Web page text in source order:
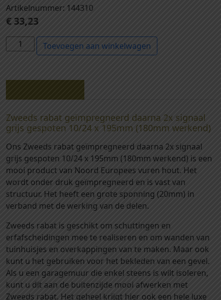
Artikelnummer: 144310
€ 33,23
4
3
0
-
Z
w
e
e
d
s
r
a
a
t
1
0
/
2
Toevoegen aan winkelwagen
Zweeds rabat geïmpregneerd daarna 2x signaal
grijs gespoten 10/24 x 195mm (180mm werkend)
Ons Zweeds rabat geïmpregneerd daarna 2x signaal
grijs gespoten 10/24 x 195mm (180mm werkend) is een
mooi product van Noord Europees vuren hout. Het
wordt onder druk geïmpregneerd en is vast van
structuur. Het heeft een grote sponning (20mm) in
verband met de werking van de delen.
Zweeds rabat is geschikt om schuttingen en
erfafscheidingen mee te realiseren en om wanden van
tuinhuisjes en overkappingen van te maken. Maar ook
kunt u het gebruiken voor het bekleden van een gevel.
Als u een garagemuur die enkel steens is wilt isoleren,
kunt u dit aan de buitenzijde mooi afwerken met
Zweeds rabat. Het geheel krijgt hier ook een hele luxe